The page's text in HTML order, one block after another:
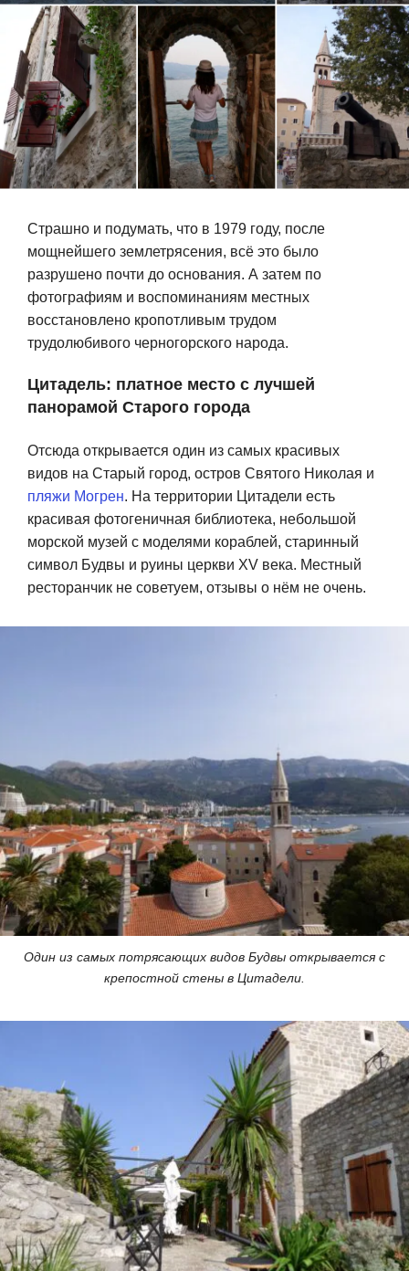
Страшно и подумать, что в 1979 году, после
мощнейшего землетрясения, всё это было
разрушено почти до основания. А затем по
фотографиям и воспоминаниям местных
восстановлено кропотливым трудом
трудолюбивого черногорского народа.
Цитадель: платное место с лучшей
панорамой Старого города
Отсюда открывается один из самых красивых
видов на Старый город, остров Святого Николая и
пляжи Могрен. На территории Цитадели есть
красивая фотогеничная библиотека, небольшой
морской музей с моделями кораблей, старинный
символ Будвы и руины церкви XV века. Местный
ресторанчик не советуем, отзывы о нём не очень.
Один из самых потрясающих видов Будвы открывается с
крепостной стены в Цитадели.